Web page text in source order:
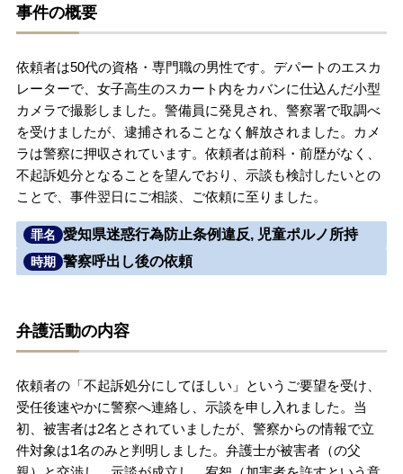
解決実績
ご依頼者からのお手紙
無料相談の口コミ評判
刑事事件について
刑事事件データベース
事件の概要
依頼者は50代の資格・専門職の男性です。デパートのエスカ
レーターで、女子高生のスカート内をカバンに仕込んだ小型
カメラで撮影しました。警備員に発見され、警察署で取調べ
を受けましたが、逮捕されることなく解放されました。カメ
ラは警察に押収されています。依頼者は前科・前歴がなく、
不起訴処分となることを望んでおり、示談も検討したいとの
ことで、事件翌日にご相談、ご依頼に至りました。
罪名 愛知県迷惑行為防止条例違反, 児童ポルノ所持
時期 警察呼出し後の依頼
弁護活動の内容
依頼者の「不起訴処分にしてほしい」というご要望を受け、
受任後速やかに警察へ連絡し、示談を申し入れました。当
初、被害者は2名とされていましたが、警察からの情報で立
件対象は1名のみと判明しました。弁護士が被害者（の父